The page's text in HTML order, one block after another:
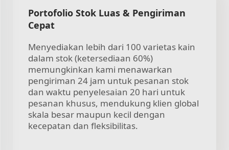
Portofolio Stok Luas & Pengiriman
Cepat
Menyediakan lebih dari 100 varietas kain
dalam stok (ketersediaan 60%)
memungkinkan kami menawarkan
pengiriman 24 jam untuk pesanan stok
dan waktu penyelesaian 20 hari untuk
pesanan khusus, mendukung klien global
skala besar maupun kecil dengan
kecepatan dan fleksibilitas.